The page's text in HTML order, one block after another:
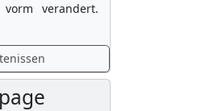
verandert.